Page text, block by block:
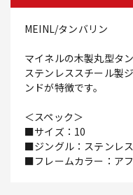
MEINL/タンバリン
マイネルの木製丸型タン
ステンレススチール製
ンドが特徴です。
＜スペック＞
■サイズ：10
■ジングル：ステンレ
■フレームカラー：ア